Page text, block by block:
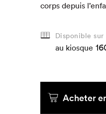
corps depuis
Disponible sur
au kiosque
Acheter